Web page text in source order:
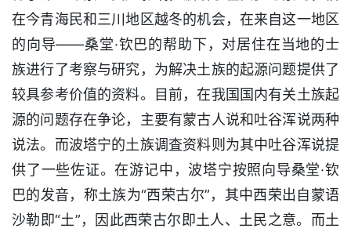
在今青海民和三川地区越冬的机会，在来自这一地区
的向导——桑堂·钦巴的帮助下，对居住在当地的士
族进行了考察与研究，为解决土族的起源问题提供了
较具参考价值的资料。目前，在我国国内有关土族起
源的问题存在争论，主要有蒙古人说和吐谷浑说两种
说法。而波塔宁的土族调査资料则为其中吐谷浑说提
供了一些佐证。在游记中，波塔宁按照向导桑堂·钦
巴的发音，称土族为“西荣古尔”，其中西荣出自蒙语
沙勒即“土”，因此西荣古尔即土人、土民之意。而土